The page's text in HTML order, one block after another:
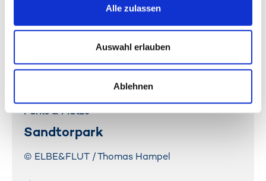
Alle zulassen
Auswahl erlauben
Ablehnen
Parks & Plätze
Sandtorpark
© ELBE&FLUT / Thomas Hampel